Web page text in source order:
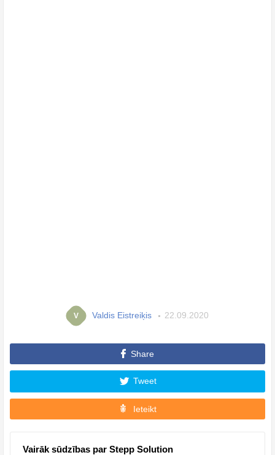
V Valdis Eistreiķis 22.09.2020
Share
Tweet
Ieteikt
Vairāk sūdzības par Stepp Solution